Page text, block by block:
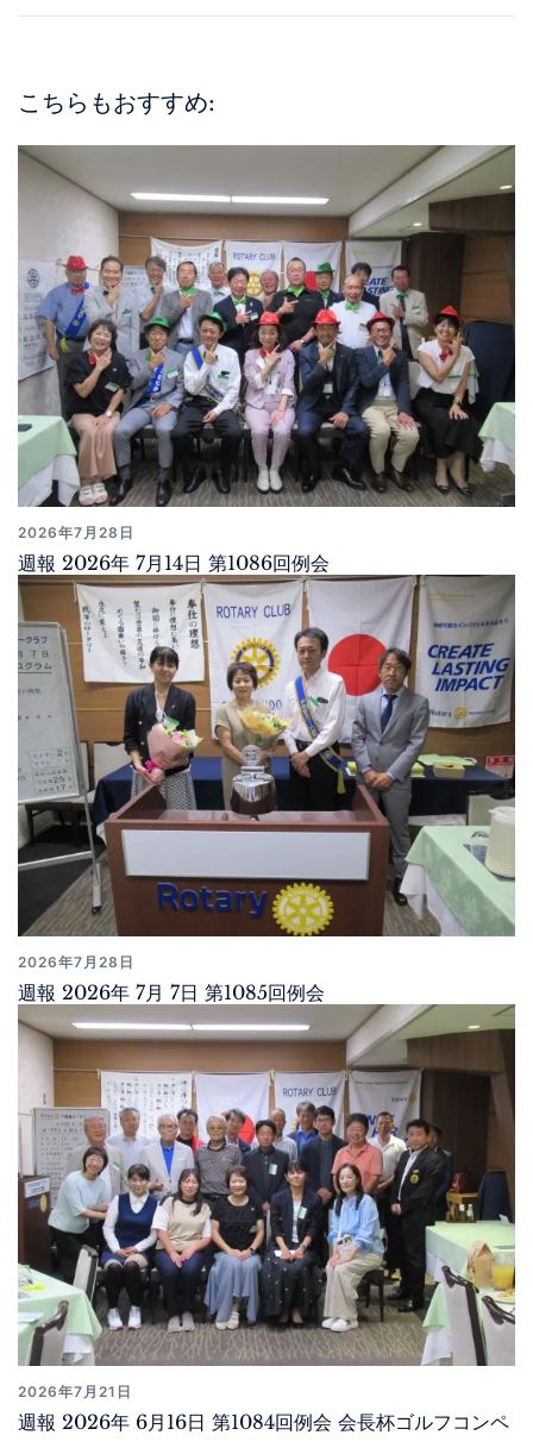
こちらもおすすめ:
2026年7月28日
週報 2026年 7月14日 第1086回例会
2026年7月28日
週報 2026年 7月 7日 第1085回例会
2026年7月21日
週報 2026年 6月16日 第1084回例会 会長杯ゴルフコンペ